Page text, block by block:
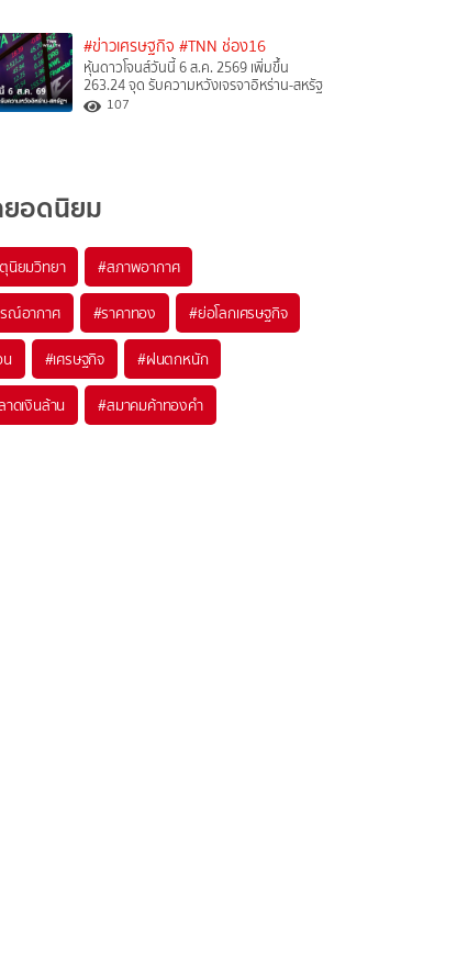
#ข่าวเศรษฐกิจ #TNN ช่อง16
หุ้นดาวโจนส์วันนี้ 6 ส.ค. 2569 เพิ่มขึ้น
263.24 จุด รับความหวังเจรจาอิหร่าน-สหรัฐ
107
อดนิยม
นิยมวิทยา #สภาพอากาศ
ณ์อากาศ #ราคาทอง #ย่อโลกเศรษฐกิจ
น #เศรษฐกิจ #ฝนตกหนัก
ดเงินล้าน #สมาคมค้าทองคำ